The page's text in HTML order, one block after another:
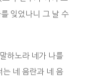
잊었나니 그 날 수
하노라 네가 나를
는 네 음란과 네 음